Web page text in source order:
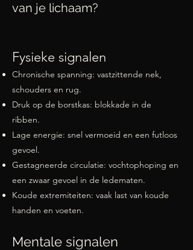
van je lichaam?
Fysieke signalen
Chronische spanning: vastzittende nek,
schouders en rug.
Druk op de borstkas: blokkade in de
ribben.
Lage energie: snel vermoeid en een futloos
gevoel.
Gestagneerde circulatie: vochtophoping en
een zwaar gevoel in de ledematen.
Koude extremiteiten: vaak last van koude
handen en voeten.
Mentale signalen